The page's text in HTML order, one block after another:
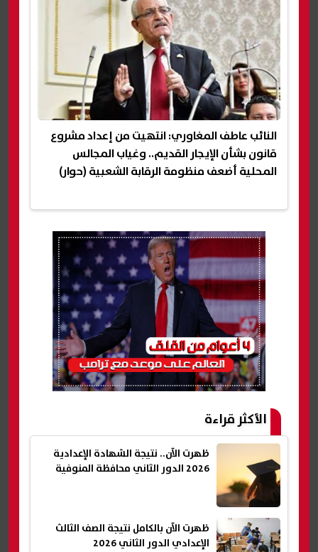
النائب عاطف المغاوري: انتهيت من إعداد مشروع
قانون بشأن الإيجار القديم.. وغياب المجالس
المحلية أضعف منظومة الرقابة الشعبية (حوار)
الأكثر قراءة
ظهرت الآن.. نتيجة الشهادة الإعدادية
2026 الدور الثاني محافظة المنوفية
ظهرت الآن بالكامل نتيجة الصف الثالث
الإعدادي الدور الثاني 2026